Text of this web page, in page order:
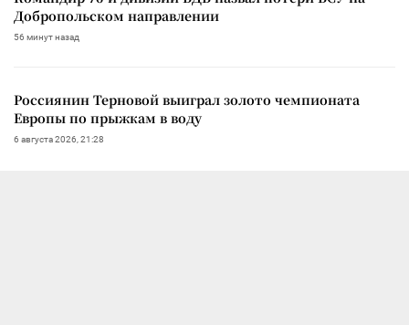
Добропольском направлении
56 минут назад
Россиянин Терновой выиграл золото чемпионата
Европы по прыжкам в воду
6 августа 2026, 21:28